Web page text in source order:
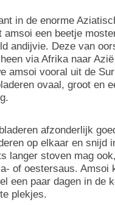
in de enorme
een beetje
andijvie. Deze van
via Afrika naar
amsoi vooral uit de
ovaal, groot en
afzonderlijk
op elkaar en snijd
langer stoven mag
of oestersaus. Amsoi
een paar dagen in de
plekjes.